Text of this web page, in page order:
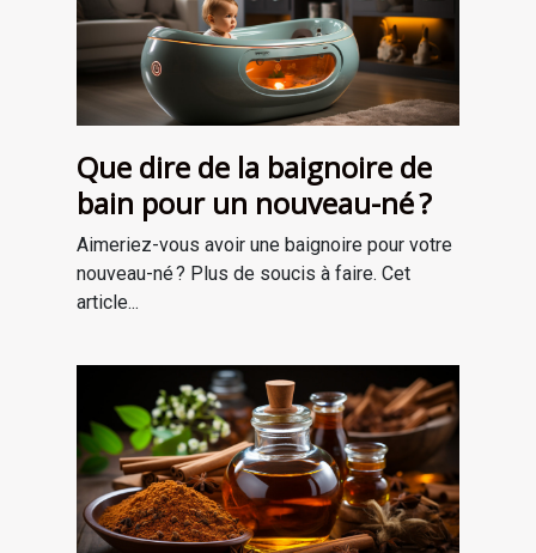
Que dire de la baignoire de
bain pour un nouveau-né ?
Aimeriez-vous avoir une baignoire pour votre
nouveau-né ? Plus de soucis à faire. Cet
article...